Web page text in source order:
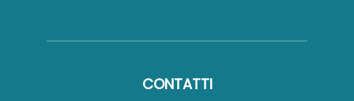
CONTATTI